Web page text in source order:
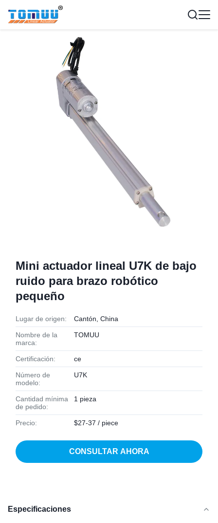
Mini actuador lineal U7K de bajo
ruido para brazo robótico
pequeño
Lugar de origen: Cantón, China
Nombre de la
marca:
TOMUU
Certificación: ce
Número de
modelo:
U7K
Cantidad mínima
de pedido:
1 pieza
Precio: $27-37 / piece
CONSULTAR AHORA
Especificaciones